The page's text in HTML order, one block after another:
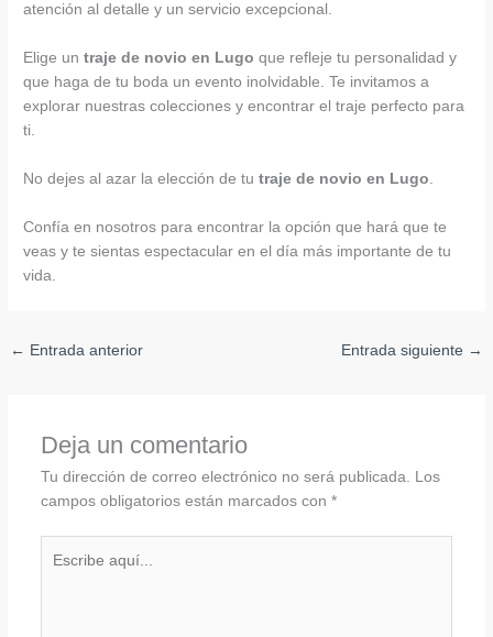
atención al detalle y un servicio excepcional.
Elige untraje de novio en Lugo que refleje tu personalidad y
que haga de tu boda un evento inolvidable. Te invitamos a
explorar nuestras colecciones y encontrar el traje perfecto para
ti.
No dejes al azar la elección de tutraje de novio en Lugo.
Confía en nosotros para encontrar la opción que hará que te
veas y te sientas espectacular en el día más importante de tu
vida.
← Entrada anterior Entrada siguiente →
Deja un comentario
Tu dirección de correo electrónico no será publicada.
Los
campos obligatorios están marcados con *
aquí...